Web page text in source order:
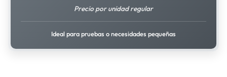
Precio por unidad regular
Ideal para pruebas o necesidades pequeñas